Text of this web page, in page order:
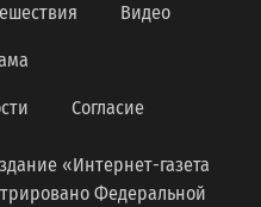
Видео
Согласие
«Интернет-газета
Федеральной